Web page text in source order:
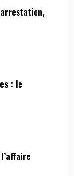
arrestation,
: le